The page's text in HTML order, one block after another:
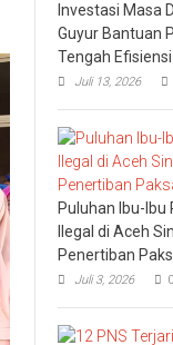
Investasi Masa
Guyur Bantuan
Tengah
Juli 13, 2026
Puluhan Ibu-Ibu
Ilegal di Aceh
Penertiban
Juli 3, 2026 0